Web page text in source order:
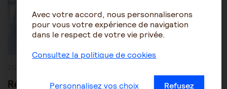
Répercussions émotionnelles du rôle de
Avec votre accord, nous personnaliserons
pour vous votre expérience de navigation
dans le respect de votre vie privée.
Consultez la politique de cookies
Personnalisez vos choix Refusez